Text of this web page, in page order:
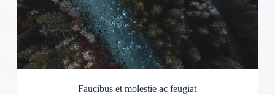
Faucibus et molestie ac feugiat